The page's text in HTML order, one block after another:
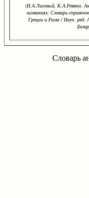
(И.А.Лисовый, К.А.Ревяко.
названиях: Словарь-
Греции и Рима / Науч. ред.
Словарь